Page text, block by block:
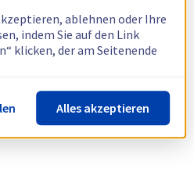
ablehnen oder Ihre
indem Sie auf den Link
klicken, der am Seitenende
Sie in unsererRichtlinie
Alles akzeptieren